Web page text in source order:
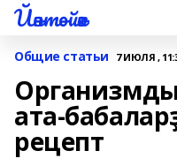
Йәнтөйәк
Общие статьи 7 ИЮЛЯ ,
ата-
рецепт